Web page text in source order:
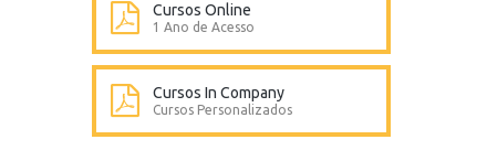
Cursos Online
1 Ano de Acesso
Cursos In Company
Cursos Personalizados